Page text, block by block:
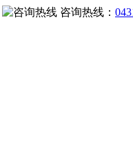
咨询热线：